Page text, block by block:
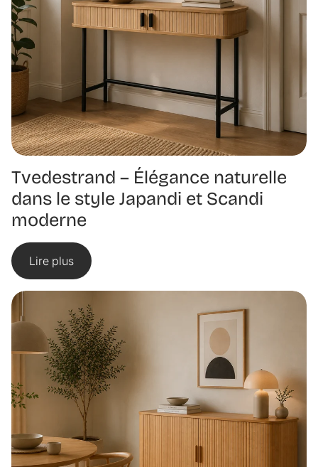
Tvedestrand – Élégance naturelle
dans le style Japandi et Scandi
moderne
Lire plus